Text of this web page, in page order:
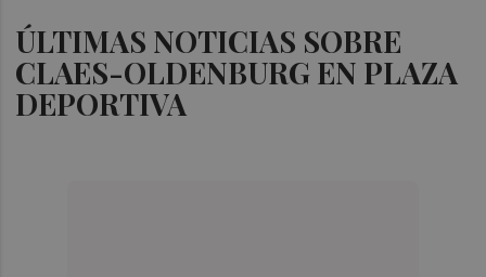
ÚLTIMAS NOTICIAS SOBRE
CLAES-OLDENBURG EN PLAZA
DEPORTIVA